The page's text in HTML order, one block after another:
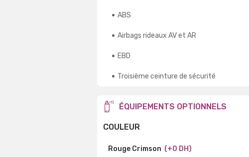
ABS
Airbags rideaux AV et AR
EBD
Troisième ceinture de sécurité
ÉQUIPEMENTS OPTIONNELS
COULEUR
Rouge Crimson (+0 DH)